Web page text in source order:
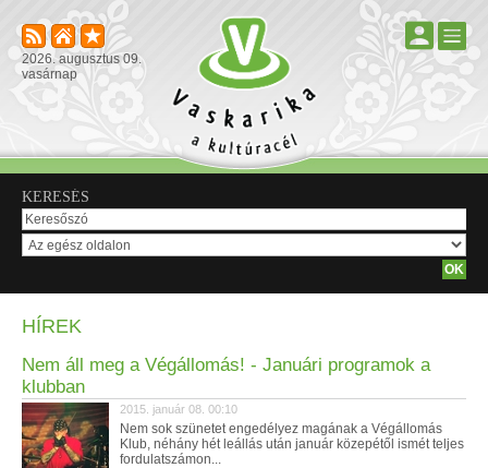
2026. augusztus 09.
vasárnap
KERESÉS
HÍREK
Nem áll meg a Végállomás! - Januári programok a
klubban
2015. január 08. 00:10
Nem sok szünetet engedélyez magának a Végállomás
Klub, néhány hét leállás után január közepétől ismét teljes
fordulatszámon...